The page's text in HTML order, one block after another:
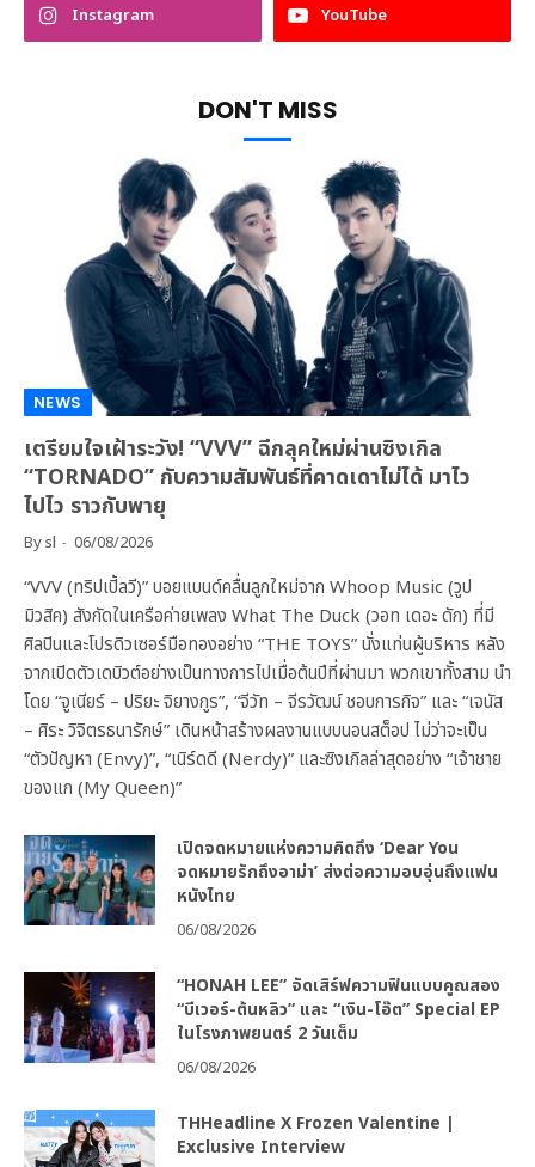
Instagram YouTube
DON'T MISS
NEWS
เตรียมใจเฝ้าระวัง! “VVV” ฉีกลุคใหม่ผ่านซิงเกิล
“TORNADO” กับความสัมพันธ์ที่คาดเดาไม่ได้ มาไว
ไปไว ราวกับพายุ
Bysl 06/08/2026
“VVV (ทริปเปิ้ลวี)” บอยแบนด์คลื่นลูกใหม่จาก Whoop Music (วูป
มิวสิค) สังกัดในเครือค่ายเพลง What The Duck (วอท เดอะ ดัก) ที่มี
ศิลปินและโปรดิวเซอร์มือทองอย่าง “THE TOYS” นั่งแท่นผู้บริหาร หลัง
จากเปิดตัวเดบิวต์อย่างเป็นทางการไปเมื่อต้นปีที่ผ่านมา พวกเขาทั้งสาม นำ
โดย “จูเนียร์ – ปริยะ จิยางกูร”, “จีวัท – จีรวัฒน์ ชอบการกิจ” และ “เจนัส
– ศิระ วิจิตรธนารักษ์” เดินหน้าสร้างผลงานแบบนอนสต็อป ไม่ว่าจะเป็น
“ตัวปัญหา (Envy)”, “เนิร์ดดี (Nerdy)” และซิงเกิลล่าสุดอย่าง “เจ้าชาย
ของแก (My Queen)”
เปิดจดหมายแห่งความคิดถึง ‘Dear You
จดหมายรักถึงอาม่า’ ส่งต่อความอบอุ่นถึงแฟน
หนังไทย
06/08/2026
“HONAH LEE” จัดเสิร์ฟความฟินแบบคูณสอง
“บีเวอร์-ต้นหลิว” และ “เงิน-โอ๊ต” Special EP
ในโรงภาพยนตร์ 2 วันเต็ม
06/08/2026
THHeadline X Frozen Valentine |
Exclusive Interview